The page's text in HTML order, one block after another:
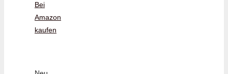
Bei
Amazon
kaufen